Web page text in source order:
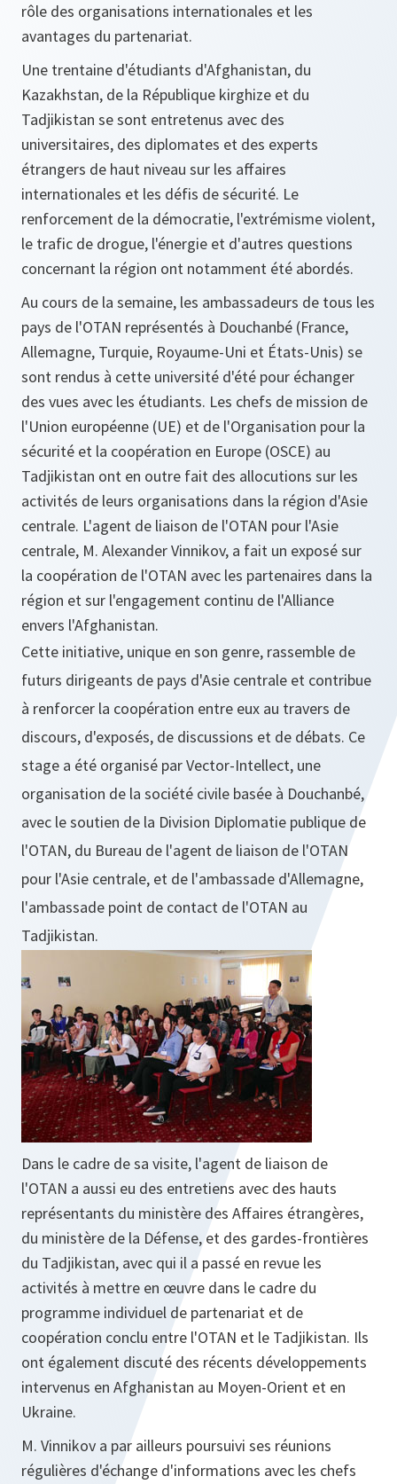
rôle des organisations internationales et les
avantages du partenariat.
Une trentaine d'étudiants d'Afghanistan, du
Kazakhstan, de la République kirghize et du
Tadjikistan se sont entretenus avec des
universitaires, des diplomates et des experts
étrangers de haut niveau sur les affaires
internationales et les défis de sécurité. Le
renforcement de la démocratie, l'extrémisme violent,
le trafic de drogue, l'énergie et d'autres questions
concernant la région ont notamment été abordés.
Au cours de la semaine, les ambassadeurs de tous les
pays de l'OTAN représentés à Douchanbé (France,
Allemagne, Turquie, Royaume-Uni et États-Unis) se
sont rendus à cette université d'été pour échanger
des vues avec les étudiants. Les chefs de mission de
l'Union européenne (UE) et de l'Organisation pour la
sécurité et la coopération en Europe (OSCE) au
Tadjikistan ont en outre fait des allocutions sur les
activités de leurs organisations dans la région d'Asie
centrale. L'agent de liaison de l'OTAN pour l'Asie
centrale, M. Alexander Vinnikov, a fait un exposé sur
la coopération de l'OTAN avec les partenaires dans la
région et sur l'engagement continu de l'Alliance
envers l'Afghanistan.
Cette initiative, unique en son genre, rassemble de
futurs dirigeants de pays d'Asie centrale et contribue
à renforcer la coopération entre eux au travers de
discours, d'exposés, de discussions et de débats. Ce
stage a été organisé par Vector-Intellect, une
organisation de la société civile basée à Douchanbé,
avec le soutien de la Division Diplomatie publique de
l'OTAN, du Bureau de l'agent de liaison de l'OTAN
pour l'Asie centrale, et de l'ambassade d'Allemagne,
l'ambassade point de contact de l'OTAN au
Tadjikistan.
Dans le cadre de sa visite, l'agent de liaison de
l'OTAN a aussi eu des entretiens avec des hauts
représentants du ministère des Affaires étrangères,
du ministère de la Défense, et des gardes-frontières
du Tadjikistan, avec qui il a passé en revue les
activités à mettre en œuvre dans le cadre du
programme individuel de partenariat et de
coopération conclu entre l'OTAN et le Tadjikistan. Ils
ont également discuté des récents développements
intervenus en Afghanistan au Moyen-Orient et en
Ukraine.
M. Vinnikov a par ailleurs poursuivi ses réunions
régulières d'échange d'informations avec les chefs